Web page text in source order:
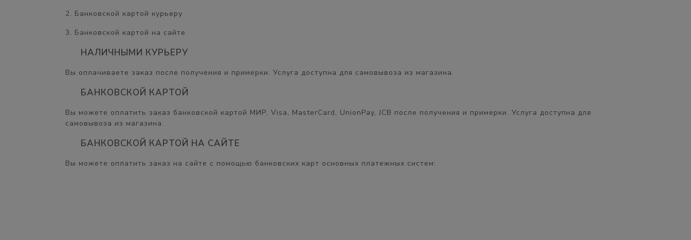
2. Банковской картой курьеру
3. Банковской картой на сайте
НАЛИЧНЫМИ КУРЬЕРУ
Вы оплачиваете заказ после получения и примерки. Услуга доступна для самовывоза из магазина.
БАНКОВСКОЙ КАРТОЙ
Вы можете оплатить заказ банковской картой МИР, Visa, MasterCard, UnionPay, JCB после получения и примерки. Услуга доступна для
самовывоза из магазина.
БАНКОВСКОЙ КАРТОЙ НА САЙТЕ
Вы можете оплатить заказ на сайте с помощью банковских карт основных платежных систем: